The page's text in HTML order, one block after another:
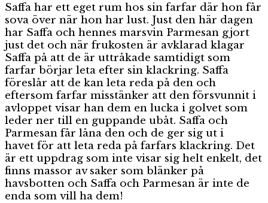
Saffa har ett eget rum hos sin farfar där hon får
sova över när hon har lust. Just den här dagen
har Saffa och hennes marsvin Parmesan gjort
just det och när frukosten är avklarad klagar
Saffa på att de är uttråkade samtidigt som
farfar börjar leta efter sin klackring. Saffa
föreslår att de kan leta reda på den och
eftersom farfar misstänker att den försvunnit i
avloppet visar han dem en lucka i golvet som
leder ner till en guppande ubåt. Saffa och
Parmesan får låna den och de ger sig ut i
havet för att leta reda på farfars klackring. Det
är ett uppdrag som inte visar sig helt enkelt, det
finns massor av saker som blänker på
havsbotten och Saffa och Parmesan är inte de
enda som vill ha dem!